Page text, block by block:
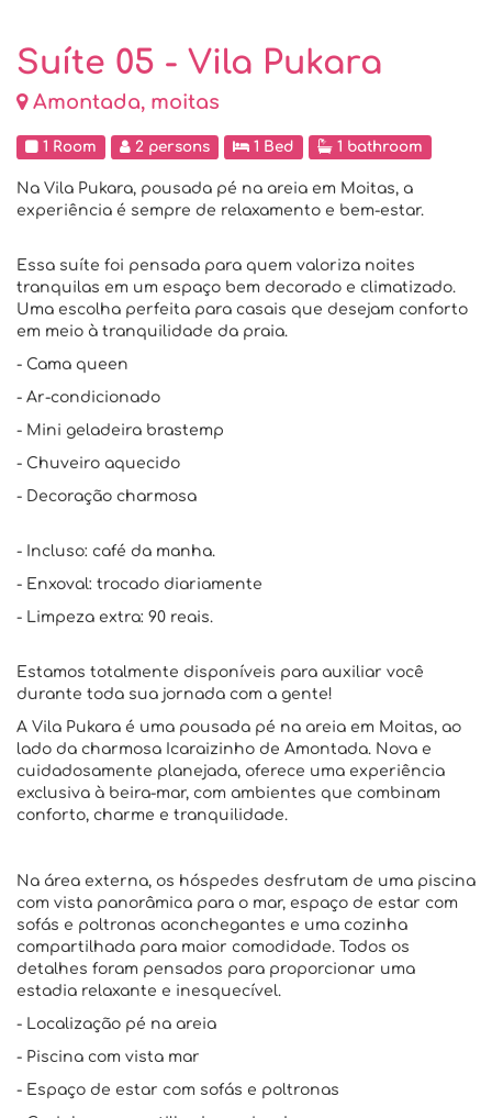
Suíte 05 - Vila Pukara
Amontada, moitas
1 Room 2 persons 1 Bed 1 bathroom
Na Vila Pukara, pousada pé na areia em Moitas, a
experiência é sempre de relaxamento e bem-estar.
Essa suíte foi pensada para quem valoriza noites
tranquilas em um espaço bem decorado e climatizado.
Uma escolha perfeita para casais que desejam conforto
em meio à tranquilidade da praia.
- Cama queen
- Ar-condicionado
- Mini geladeira brastemp
- Chuveiro aquecido
- Decoração charmosa
- Incluso: café da manha.
- Enxoval: trocado diariamente
- Limpeza extra: 90 reais.
Estamos totalmente disponíveis para auxiliar você
durante toda sua jornada com a gente!
A Vila Pukara é uma pousada pé na areia em Moitas, ao
lado da charmosa Icaraizinho de Amontada. Nova e
cuidadosamente planejada, oferece uma experiência
exclusiva à beira-mar, com ambientes que combinam
conforto, charme e tranquilidade.
Na área externa, os hóspedes desfrutam de uma piscina
com vista panorâmica para o mar, espaço de estar com
sofás e poltronas aconchegantes e uma cozinha
compartilhada para maior comodidade. Todos os
detalhes foram pensados para proporcionar uma
estadia relaxante e inesquecível.
- Localização pé na areia
- Piscina com vista mar
- Espaço de estar com sofás e poltronas